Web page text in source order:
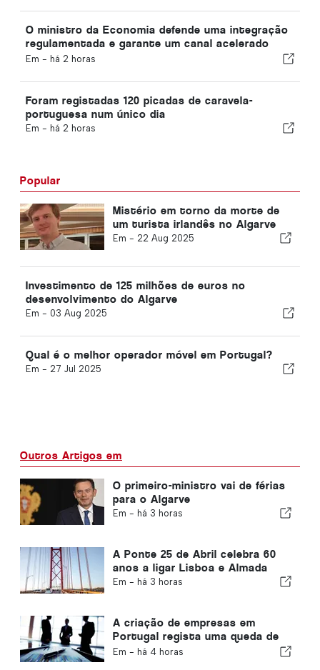
O ministro da Economia defende uma integração
regulamentada e garante um canal acelerado
para os imigrantes
Em - há 2 horas
Foram registadas 120 picadas de caravela-
portuguesa num único dia
Em - há 2 horas
Popular
Mistério em torno da morte de
um turista irlandês no Algarve
Em - 22 Aug 2025
Investimento de 125 milhões de euros no
desenvolvimento do Algarve
Em - 03 Aug 2025
Qual é o melhor operador móvel em Portugal?
Em - 27 Jul 2025
Outros Artigos em
O primeiro-ministro vai de férias
para o Algarve
Em - há 3 horas
A Ponte 25 de Abril celebra 60
anos a ligar Lisboa e Almada
Em - há 3 horas
A criação de empresas em
Portugal regista uma queda de
4,2%
Em - há 4 horas